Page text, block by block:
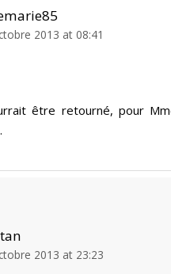
2013 at 08:41
être retourné, pour
2013 at 23:23